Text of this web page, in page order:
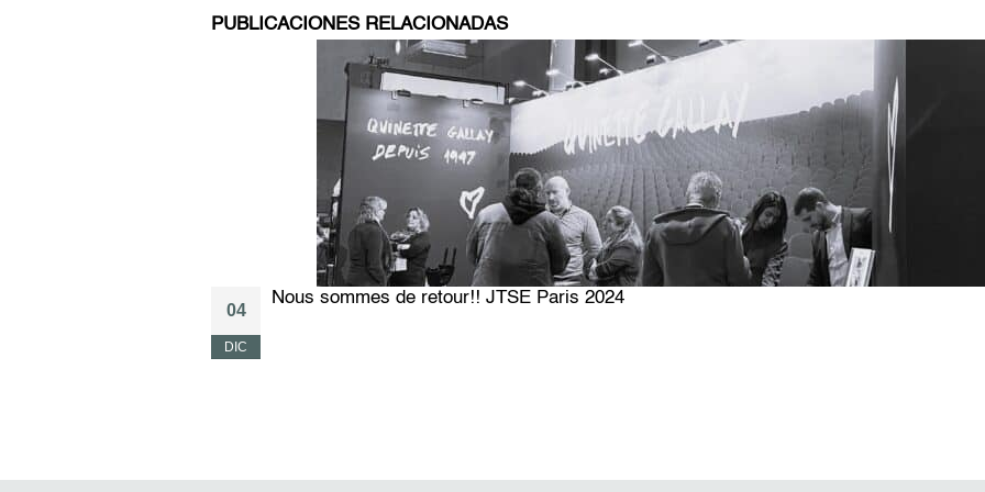
PUBLICACIONES RELACIONADAS
04
DIC
Nous sommes de retour!! JTSE Paris 2024